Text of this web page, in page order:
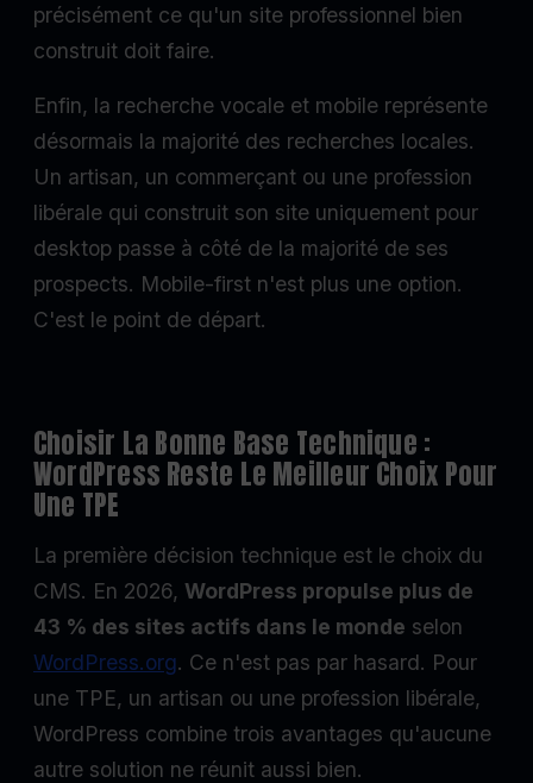
précisément ce qu'un site professionnel bien
construit doit faire.
Enfin, la recherche vocale et mobile représente
désormais la majorité des recherches locales.
Un artisan, un commerçant ou une profession
libérale qui construit son site uniquement pour
desktop passe à côté de la majorité de ses
prospects. Mobile-first n'est plus une option.
C'est le point de départ.
Choisir La Bonne Base Technique :
WordPress Reste Le Meilleur Choix Pour
Une TPE
La première décision technique est le choix du
CMS. En 2026, WordPress propulse plus de
43 % des sites actifs dans le monde selon
WordPress.org. Ce n'est pas par hasard. Pour
une TPE, un artisan ou une profession libérale,
WordPress combine trois avantages qu'aucune
autre solution ne réunit aussi bien.